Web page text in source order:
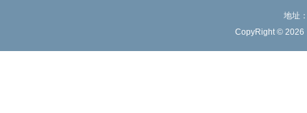
地址
CopyRight © 2026